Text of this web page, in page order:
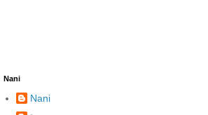
Nani
Nani